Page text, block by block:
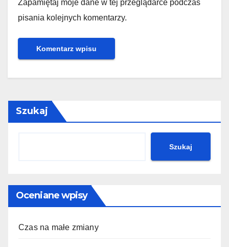
Zapamiętaj moje dane w tej przeglądarce podczas
pisania kolejnych komentarzy.
Szukaj
Szukaj
Oceniane wpisy
Czas na małe zmiany